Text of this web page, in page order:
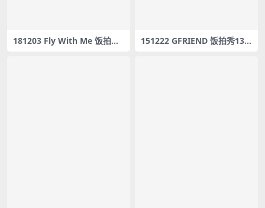
181203 Fly With Me 饭拍秀9
151222 GFRIEND 饭拍秀13